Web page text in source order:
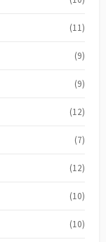
(11)
(9)
(9)
(12)
(7)
(12)
(10)
(10)